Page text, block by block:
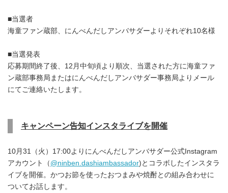
■当選者
海童ファン蔵部、にんべんだしアンバサダーよりそれぞれ10名様
■当選発表
応募期間終了後、12月中旬頃より順次、当選された方に海童ファ
ン蔵部事務局またはにんべんだしアンバサダー事務局よりメール
にてご連絡いたします。
キャンペーン告知インスタライブを開催
10月31（火）17:00よりにんべんだしアンバサダー公式Instagram
アカウント（ @ninben.dashiambassador)とコラボしたインスタラ
イブを開催。かつお節を使ったおつまみや焼酎との組み合わせに
ついてお話します。